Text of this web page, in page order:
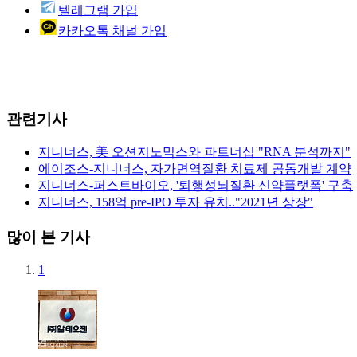
텔레그램 가입
카카오톡 채널 가입
관련기사
지니너스, 美 오션지노믹스와 파트너십 "RNA 분석까지"
에이조스-지니너스, 자가면역질환 치료제 공동개발 계약
지니너스-퍼스트바이오, '퇴행성뇌질환 신약플랫폼' 구축
지니너스, 158억 pre-IPO 투자 유치.."2021년 상장"
많이 본 기사
1